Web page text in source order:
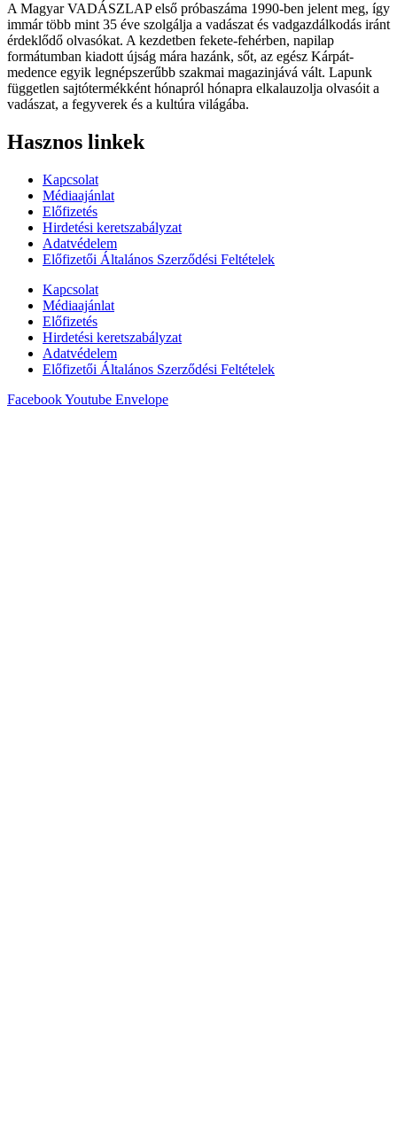
A Magyar VADÁSZLAP első próbaszáma 1990-ben jelent meg, így
immár több mint 35 éve szolgálja a vadászat és vadgazdálkodás iránt
érdeklődő olvasókat. A kezdetben fekete-fehérben, napilap
formátumban kiadott újság mára hazánk, sőt, az egész Kárpát-
medence egyik legnépszerűbb szakmai magazinjává vált. Lapunk
független sajtótermékként hónapról hónapra elkalauzolja olvasóit a
vadászat, a fegyverek és a kultúra világába.
Hasznos linkek
Kapcsolat
Médiaajánlat
Előfizetés
Hirdetési keretszabályzat
Adatvédelem
Előfizetői Általános Szerződési Feltételek
Kapcsolat
Médiaajánlat
Előfizetés
Hirdetési keretszabályzat
Adatvédelem
Előfizetői Általános Szerződési Feltételek
FacebookYoutube Envelope